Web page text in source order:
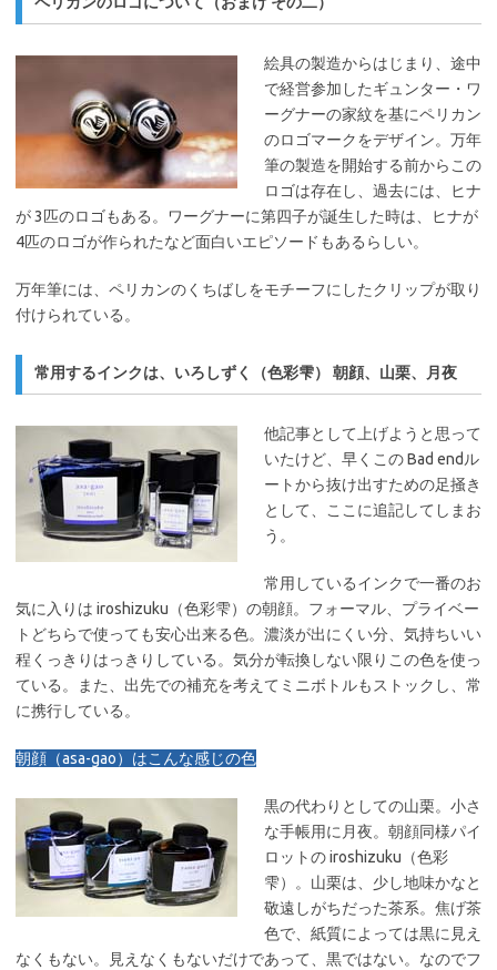
絵具の製造からはじまり、途中
で経営参加したギュンター・ワ
ーグナーの家紋を基にペリカン
のロゴマークをデザイン。万年
筆の製造を開始する前からこの
ロゴは存在し、過去には、ヒナ
が 3匹のロゴもある。ワーグナーに第四子が誕生した時は、ヒナが
4匹のロゴが作られたなど面白いエピソードもあるらしい。
万年筆には、ペリカンのくちばしをモチーフにしたクリップが取り
付けられている。
常用するインクは、いろしずく（色彩雫） 朝顔、山栗、月夜
他記事として上げようと思って
いたけど、早くこの Bad endル
ートから抜け出すための足掻き
として、ここに追記してしまお
う。
常用しているインクで一番のお
気に入りは iroshizuku（色彩雫）の朝顔。フォーマル、プライベー
トどちらで使っても安心出来る色。濃淡が出にくい分、気持ちいい
程くっきりはっきりしている。気分が転換しない限りこの色を使っ
ている。また、出先での補充を考えてミニボトルもストックし、常
に携行している。
朝顔（asa-gao）はこんな感じの色
黒の代わりとしての山栗。小さ
な手帳用に月夜。朝顔同様パイ
ロットの iroshizuku（色彩
雫）。山栗は、少し地味かなと
敬遠しがちだった茶系。焦げ茶
色で、紙質によっては黒に見え
なくもない。見えなくもないだけであって、黒ではない。なのでフ